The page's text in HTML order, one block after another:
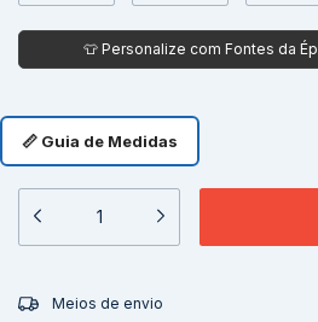
📏 Guia de Medidas
Entregas para o CEP:
Meios de envio